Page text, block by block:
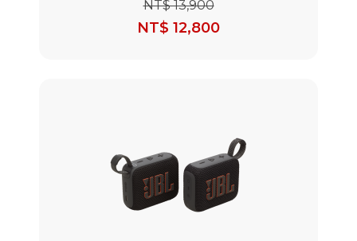
NT$ 13,900
NT$ 12,800